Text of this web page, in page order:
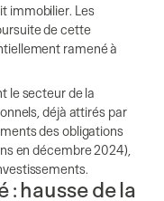
immobilier. Les
de cette
ramené à
le secteur de la
déjà attirés par
des obligations
en décembre 2024),
hausse de la